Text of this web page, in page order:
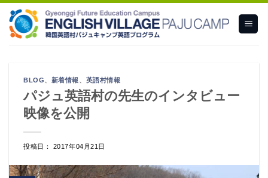
content
BLOG、 新着情報 、 英語村情報
パジュ英語村の先生のインタビュー
映像を公開
投稿日： 2017年04月21日